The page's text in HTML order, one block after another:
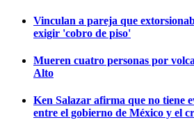
Vinculan a pareja que
exigir 'cobro de piso'
Mueren cuatro personas por
Alto
Ken Salazar afirma que no tiene
entre el gobierno de México y el